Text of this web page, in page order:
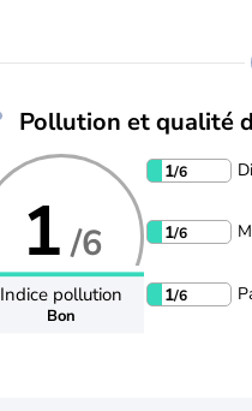
Pollution et qualité
1 /6
Indice pollution
Bon
1/6
1/6
1/6